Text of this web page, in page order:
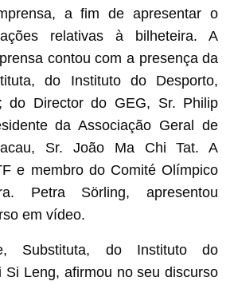
a fim de apresentar o
relativas à bilheteira. A
contou com a presença da
do Instituto do Desporto,
do Director do GEG, Sr. Philip
da Associação Geral de
Sr. João Ma Chi Tat. A
e membro do Comité Olímpico
Petra Sörling, apresentou
em vídeo.
Substituta, do Instituto do
Si Leng, afirmou no seu discurso